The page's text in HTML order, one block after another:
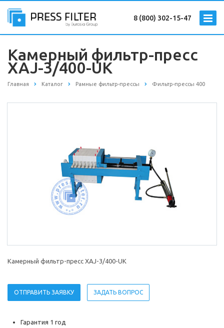
8 (800) 302-15-47
Камерный фильтр-пресс
XAJ-3/400-UK
Главная Каталог Рамные фильтр-прессы Фильтр-прессы 400
Камерный фильтр-пресс XAJ-3/400-UK
ОТПРАВИТЬ ЗАЯВКУ ЗАДАТЬ ВОПРОС
Гарантия 1 год